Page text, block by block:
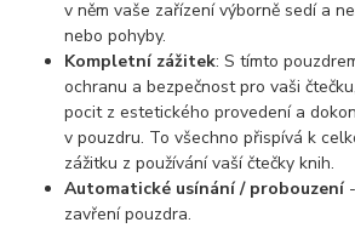
v něm vaše zařízení výborně sedí a
nebo pohyby.
Kompletní zážitek: S tímto
ochranu a bezpečnost pro vaši
pocit z estetického provedení a
v pouzdru. To všechno přispívá k
zážitku z používání vaší čtečky knih.
Automatické usínání / probouzení
zavření pouzdra.